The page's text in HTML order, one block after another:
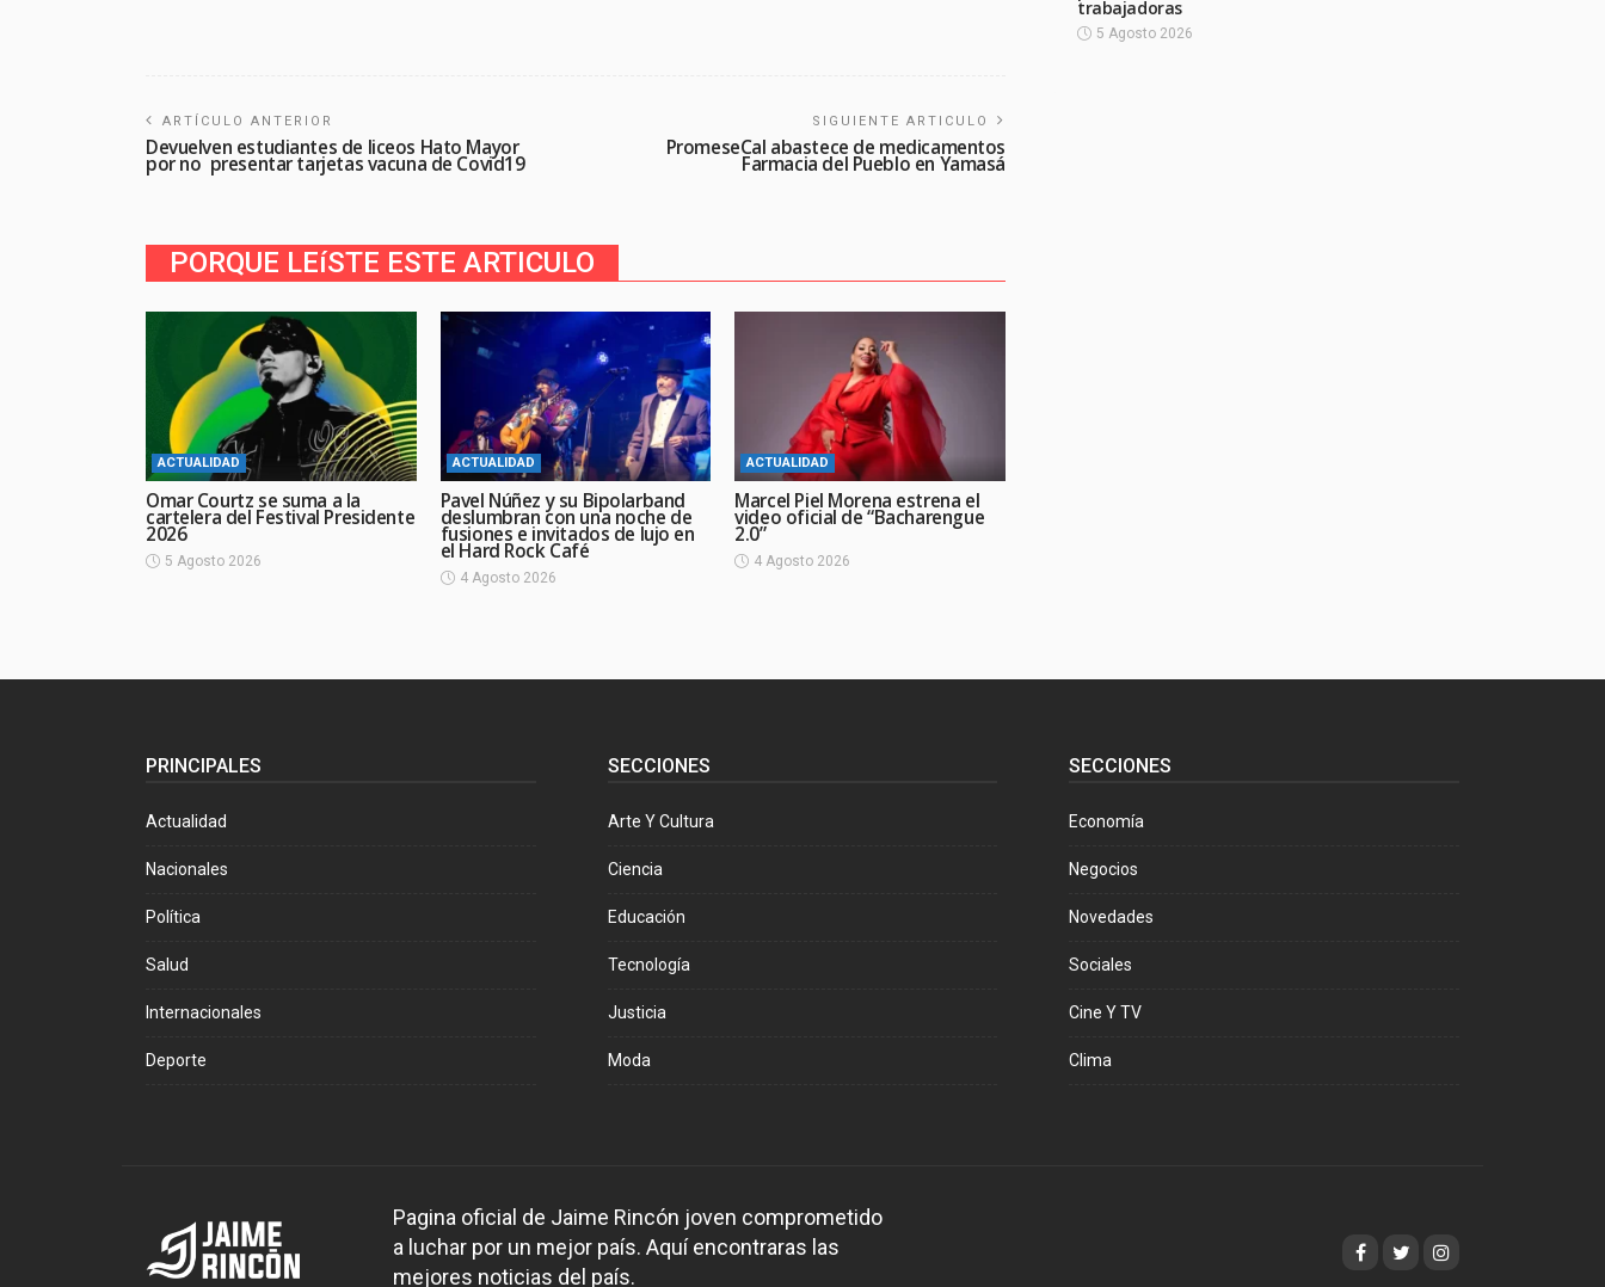
ARTÍCULO ANTERIOR
Devuelven estudiantes de liceos Hato Mayor
por no presentar tarjetas vacuna de Covid19
SIGUIENTE ARTICULO
PromeseCal abastece de medicamentos
Farmacia del Pueblo en Yamasá
PORQUE LEíSTE ESTE ARTICULO
ACTUALIDAD
Omar Courtz se suma a la
cartelera del Festival Presidente
2026
5 Agosto 2026
ACTUALIDAD
Pavel Núñez y su Bipolarband
deslumbran con una noche de
fusiones e invitados de lujo en
el Hard Rock Café
4 Agosto 2026
ACTUALIDAD
Marcel Piel Morena estrena el
video oficial de “Bacharengue
2.0”
4 Agosto 2026
trabajadoras
5 Agosto 2026
PRINCIPALES
Actualidad
Nacionales
Política
Salud
Internacionales
Deporte
SECCIONES
Arte Y Cultura
Ciencia
Educación
Tecnología
Justicia
Moda
SECCIONES
Economía
Negocios
Novedades
Sociales
Cine Y TV
Clima
Pagina oficial de Jaime Rincón joven comprometido
a luchar por un mejor país. Aquí encontraras las
mejores noticias del país.